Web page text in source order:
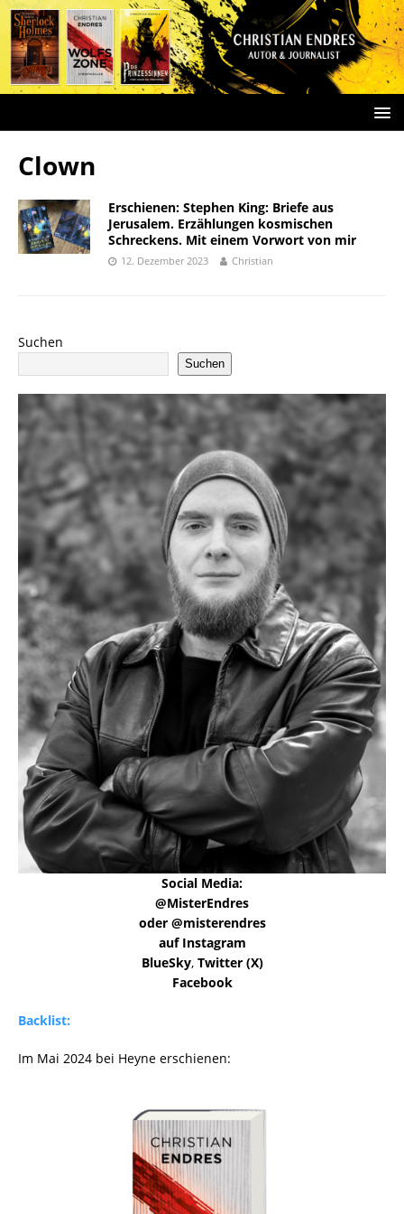
Clown
Erschienen: Stephen King: Briefe aus
Jerusalem. Erzählungen kosmischen
Schreckens. Mit einem Vorwort von mir
12. Dezember 2023 Christian
Suchen
Suchen
Social Media:
@MisterEndres
oder @misterendres
auf Instagram
BlueSky, Twitter (X)
Facebook
Backlist:
Im Mai 2024 bei Heyne erschienen: